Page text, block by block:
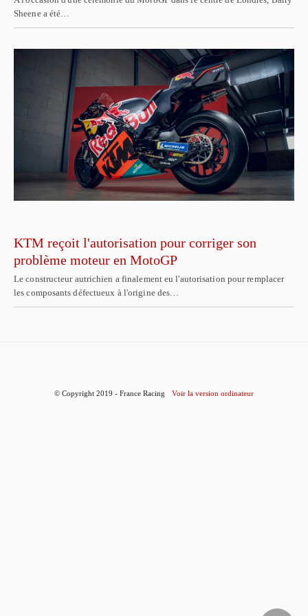
Sheene a été…
KTM reçoit l'autorisation pour corriger son
problème moteur en MotoGP
Le constructeur autrichien a finalement eu l'autorisation pour remplacer
les composants défectueux à l'origine des…
© Copyright 2019 - France Racing Voir la version ordinateur